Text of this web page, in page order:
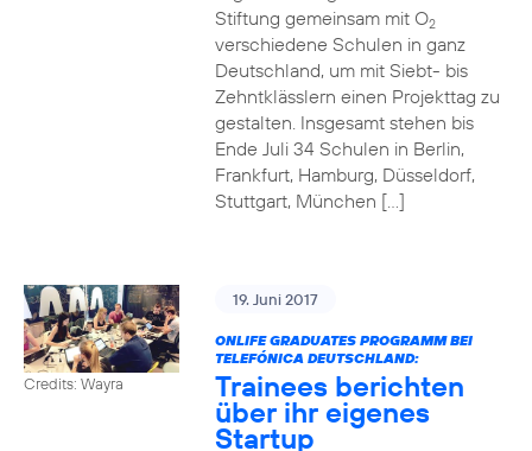
Stiftung gemeinsam mit O2
verschiedene Schulen in ganz
Deutschland, um mit Siebt- bis
Zehntklässlern einen Projekttag zu
gestalten. Insgesamt stehen bis
Ende Juli 34 Schulen in Berlin,
Frankfurt, Hamburg, Düsseldorf,
Stuttgart, München […]
Credits: Wayra
19. Juni 2017
ONLIFE GRADUATES PROGRAMM BEI
TELEFÓNICA DEUTSCHLAND:
Trainees berichten
über ihr eigenes
Startup